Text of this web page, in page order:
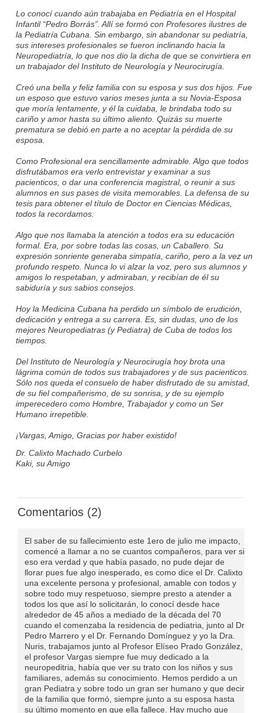
Lo conocí cuando aún trabajaba en Pediatría en el Hospital
Infantil “Pedro Borrás”. Allí se formó con Profesores ilustres de
la Pediatría Cubana. Sin embargo, sin abandonar su pediatría,
sus intereses profesionales se fueron inclinando hacia la
Neuropediatría, lo que nos dio la dicha de que se convirtiera en
un trabajador del Instituto de Neurología y Neurocirugía.
Creó una bella y feliz familia con su esposa y sus dos hijos. Fue
un esposo que estuvo varios meses junta a su Novia-Esposa
que moría lentamente, y él la cuidaba, le brindaba todo su
cariño y amor hasta su último aliento. Quizás su muerte
prematura se debió en parte a no aceptar la pérdida de su
esposa.
Como Profesional era sencillamente admirable. Algo que todos
disfrutábamos era verlo entrevistar y examinar a sus
pacienticos, o dar una conferencia magistral, o reunir a sus
alumnos en sus pases de visita memorables. La defensa de su
tesis para obtener el título de Doctor en Ciencias Médicas,
todos la recordamos.
Algo que nos llamaba la atención a todos era su educación
formal. Era, por sobre todas las cosas, un Caballero. Su
expresión sonriente generaba simpatía, cariño, pero a la vez un
profundo respeto. Nunca lo vi alzar la voz, pero sus alumnos y
amigos lo respetaban, y admiraban, y recibían de él su
sabiduría y sus sabios consejos.
Hoy la Medicina Cubana ha perdido un símbolo de erudición,
dedicación y entrega a su carrera. Es, sin dudas, uno de los
mejores Neuropediatras (y Pediatra) de Cuba de todos los
tiempos.
Del Instituto de Neurología y Neurocirugía hoy brota una
lágrima común de todos sus trabajadores y de sus pacienticos.
Sólo nos queda el consuelo de haber disfrutado de su amistad,
de su fiel compañerismo, de su sonrisa, y de su ejemplo
imperecedero como Hombre, Trabajador y como un Ser
Humano irrepetible.
¡Vargas, Amigo, Gracias por haber existido!
Dr. Calixto Machado Curbelo
Kaki, su Amigo
Comentarios (2)
El saber de su fallecimiento este 1ero de julio me impacto,
comencé a llamar a no se cuantos compañeros, para ver si
eso era verdad y que había pasado, no pude dejar de
llorar pues fue algo inesperado, es como dice el Dr. Calixto
una excelente persona y profesional, amable con todos y
sobre todo muy respetuoso, siempre presto a atender a
todos los que así lo solicitarán, lo conocí desde hace
alrededor de 45 años a mediado de la década del 70
cuando el comenzaba la residencia de pediatria, junto al Dr
Pedro Marrero y el Dr. Fernando Domínguez y yo la Dra.
Nuris, trabajamos junto al Profesor Elíseo Prado González,
el profesor Vargas siempre fue muy dedicado a la
neuropeditria, había que ver su trato con los niños y sus
familiares, además su conocimiento. Hemos perdido a un
gran Pediatra y sobre todo un gran ser humano y que decir
de la familia que formó, siempre junto a su esposa hasta
su último momento en que ella fallece. Hay mucho que